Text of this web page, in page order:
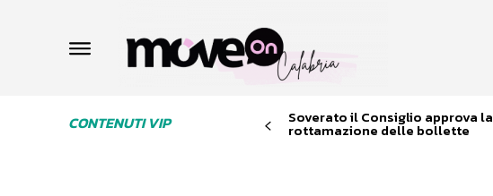
CONTENUTI VIP Soverato il Consiglio approva la
rottamazione delle bollette